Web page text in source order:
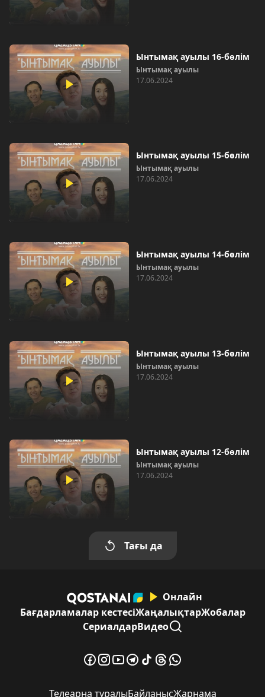
Ынтымақ ауылы 16-бөлім
Ынтымақ ауылы
17.06.2024
Ынтымақ ауылы 15-бөлім
Ынтымақ ауылы
17.06.2024
Ынтымақ ауылы 14-бөлім
Ынтымақ ауылы
17.06.2024
Ынтымақ ауылы 13-бөлім
Ынтымақ ауылы
17.06.2024
Ынтымақ ауылы 12-бөлім
Ынтымақ ауылы
17.06.2024
Тағы да
Онлайн
Бағдарламалар кестесіЖаңалықтарЖобалар
СериалдарВидео
Телеарна туралыБайланысЖарнама